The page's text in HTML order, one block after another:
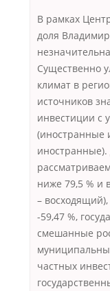
В рамках
доля
Существенно
климат в
источников
инвестиции с
(иностранные
иностранные).
ниже 79,5 % и
–
-59,47 %,
смешанные
частных